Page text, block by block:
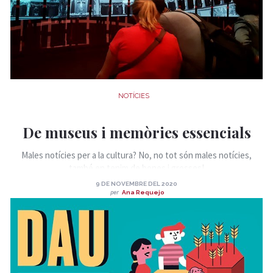
NOTÍCIES
De museus i memòries essencials
Males notícies per a la cultura? No, no tot són males notícies,
també en tenim de bones i grosses!
9 DE NOVEMBRE DEL 2020
per Ana Requejo